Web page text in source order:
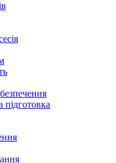
підготовка